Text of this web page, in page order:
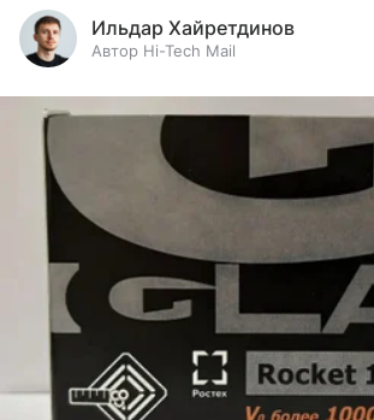
Ильдар Хайретдинов
Автор Hi-Tech Mail